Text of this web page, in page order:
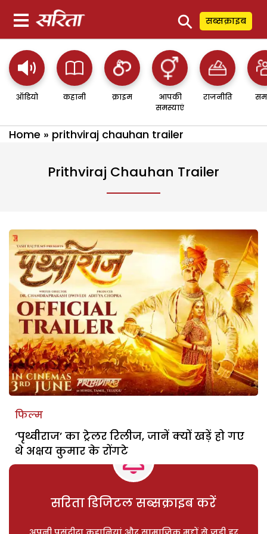
⚲ सब्सक्राइब
ऑडियो कहानी क्राइम
आपकी
समस्याएं
राजनीति
Home » prithviraj chauhan trailer
Prithviraj Chauhan Trailer
फिल्म
‘पृथ्वीराज’ का ट्रेलर रिलीज, जानें क्यों खड़ें हो गए
थे अक्षय कुमार के रोंगटे
सरिता डिजिटल सब्सक्राइब करें